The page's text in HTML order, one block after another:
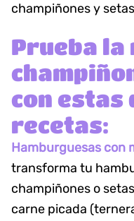
champiñones y
Prueba la
con estas
recetas:
Hamburguesas con
transforma tu
champiñones o
carne picada